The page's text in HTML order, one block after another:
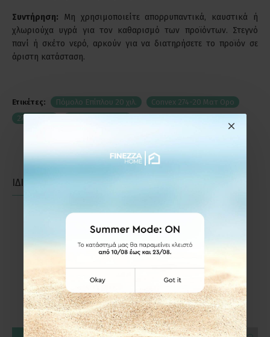
Συντήρηση: Μη χρησιμοποιείτε απορρυπαντικά, καυστικά ή
χλωριούχα υγρά για τον καθαρισμό των προϊόντων. Στεγνό
πανί ή σκέτο νερό, αρκούν για να διατηρήσετε το προϊόν σε
άριστη κατάσταση.
Ετικέτες: Πόμολο Επίπλου 20 χιλ.
Convex 274-20 Ματ Ορο
274-20S26
ΙΔΙΑΣ ΚΑΤΗΓΟΡΙΑΣ